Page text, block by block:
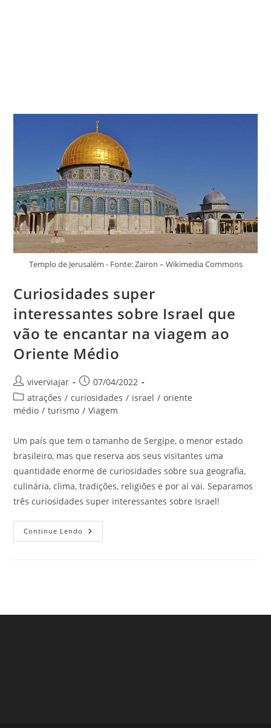
Templo de Jerusalém - Fonte: Zairon – Wikimedia Commons
Curiosidades super
interessantes sobre Israel que
vão te encantar na viagem ao
Oriente Médio
Autor
do
post:
viverviajar
Post
publicado:
07/04/2022
Categoria
do
atrações / curiosidades / israel / oriente
médio / turismo / Viagem
Um país que tem o tamanho de Sergipe, o menor estado
brasileiro, mas que reserva aos seus visitantes uma
quantidade enorme de curiosidades sobre sua geografia,
culinária, clima, tradições, religiões e por aí vai. Separamos
três curiosidades super interessantes sobre Israel!
Continue Lendo Curiosidades
Super
Viagem